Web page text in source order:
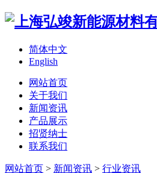
简体中文
English
网站首页
关于我们
新闻资讯
产品展示
招贤纳士
联系我们
网站首页 > 新闻资讯 > 行业资讯